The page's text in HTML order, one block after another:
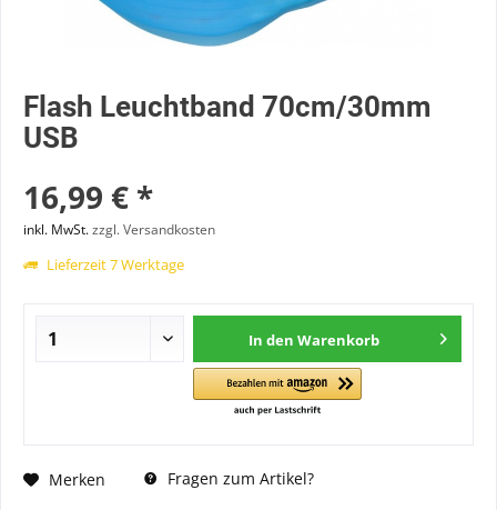
Flash Leuchtband 70cm/30mm
USB
16,99 € *
inkl. MwSt.zzgl. Versandkosten
Lieferzeit 7 Werktage
In den Warenkorb
Merken Fragen zum Artikel?